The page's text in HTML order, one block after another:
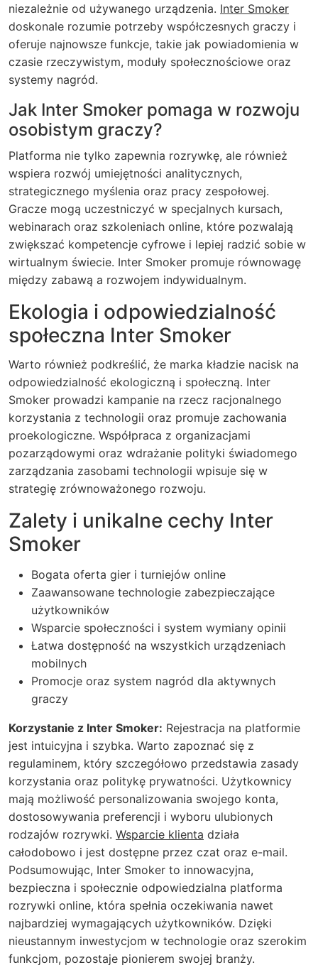
niezależnie od używanego urządzenia. Inter Smoker
doskonale rozumie potrzeby współczesnych graczy i
oferuje najnowsze funkcje, takie jak powiadomienia w
czasie rzeczywistym, moduły społecznościowe oraz
systemy nagród.
Jak Inter Smoker pomaga w rozwoju
osobistym graczy?
Platforma nie tylko zapewnia rozrywkę, ale również
wspiera rozwój umiejętności analitycznych,
strategicznego myślenia oraz pracy zespołowej.
Gracze mogą uczestniczyć w specjalnych kursach,
webinarach oraz szkoleniach online, które pozwalają
zwiększać kompetencje cyfrowe i lepiej radzić sobie w
wirtualnym świecie. Inter Smoker promuje równowagę
między zabawą a rozwojem indywidualnym.
Ekologia i odpowiedzialność
społeczna Inter Smoker
Warto również podkreślić, że marka kładzie nacisk na
odpowiedzialność ekologiczną i społeczną. Inter
Smoker prowadzi kampanie na rzecz racjonalnego
korzystania z technologii oraz promuje zachowania
proekologiczne. Współpraca z organizacjami
pozarządowymi oraz wdrażanie polityki świadomego
zarządzania zasobami technologii wpisuje się w
strategię zrównoważonego rozwoju.
Zalety i unikalne cechy Inter
Smoker
Bogata oferta gier i turniejów online
Zaawansowane technologie zabezpieczające
użytkowników
Wsparcie społeczności i system wymiany opinii
Łatwa dostępność na wszystkich urządzeniach
mobilnych
Promocje oraz system nagród dla aktywnych
graczy
Korzystanie z Inter Smoker: Rejestracja na platformie
jest intuicyjna i szybka. Warto zapoznać się z
regulaminem, który szczegółowo przedstawia zasady
korzystania oraz politykę prywatności. Użytkownicy
mają możliwość personalizowania swojego konta,
dostosowywania preferencji i wyboru ulubionych
rodzajów rozrywki. Wsparcie klienta działa
całodobowo i jest dostępne przez czat oraz e-mail.
Podsumowując, Inter Smoker to innowacyjna,
bezpieczna i społecznie odpowiedzialna platforma
rozrywki online, która spełnia oczekiwania nawet
najbardziej wymagających użytkowników. Dzięki
nieustannym inwestycjom w technologie oraz szerokim
funkcjom, pozostaje pionierem swojej branży.